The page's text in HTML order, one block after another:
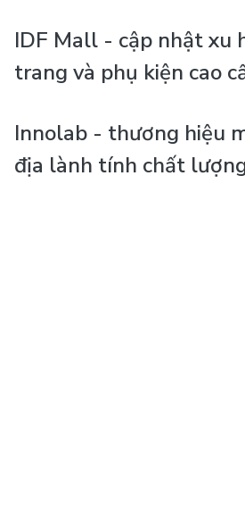
IDF Mall - cập nhật xu
trang và phụ kiện cao
Innolab - thương hiệu
địa lành tính chất